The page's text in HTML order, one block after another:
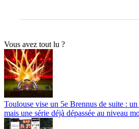
Vous avez tout lu ?
Toulouse vise un 5e Brennus de suite :
mais une série déjà dépassée au niveau